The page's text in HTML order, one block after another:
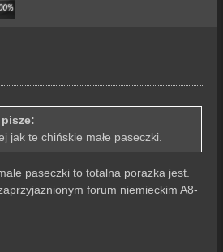
jak te chińskie małe paseczki.
paseczki to totalna porazka jest.
forum niemieckim A8-